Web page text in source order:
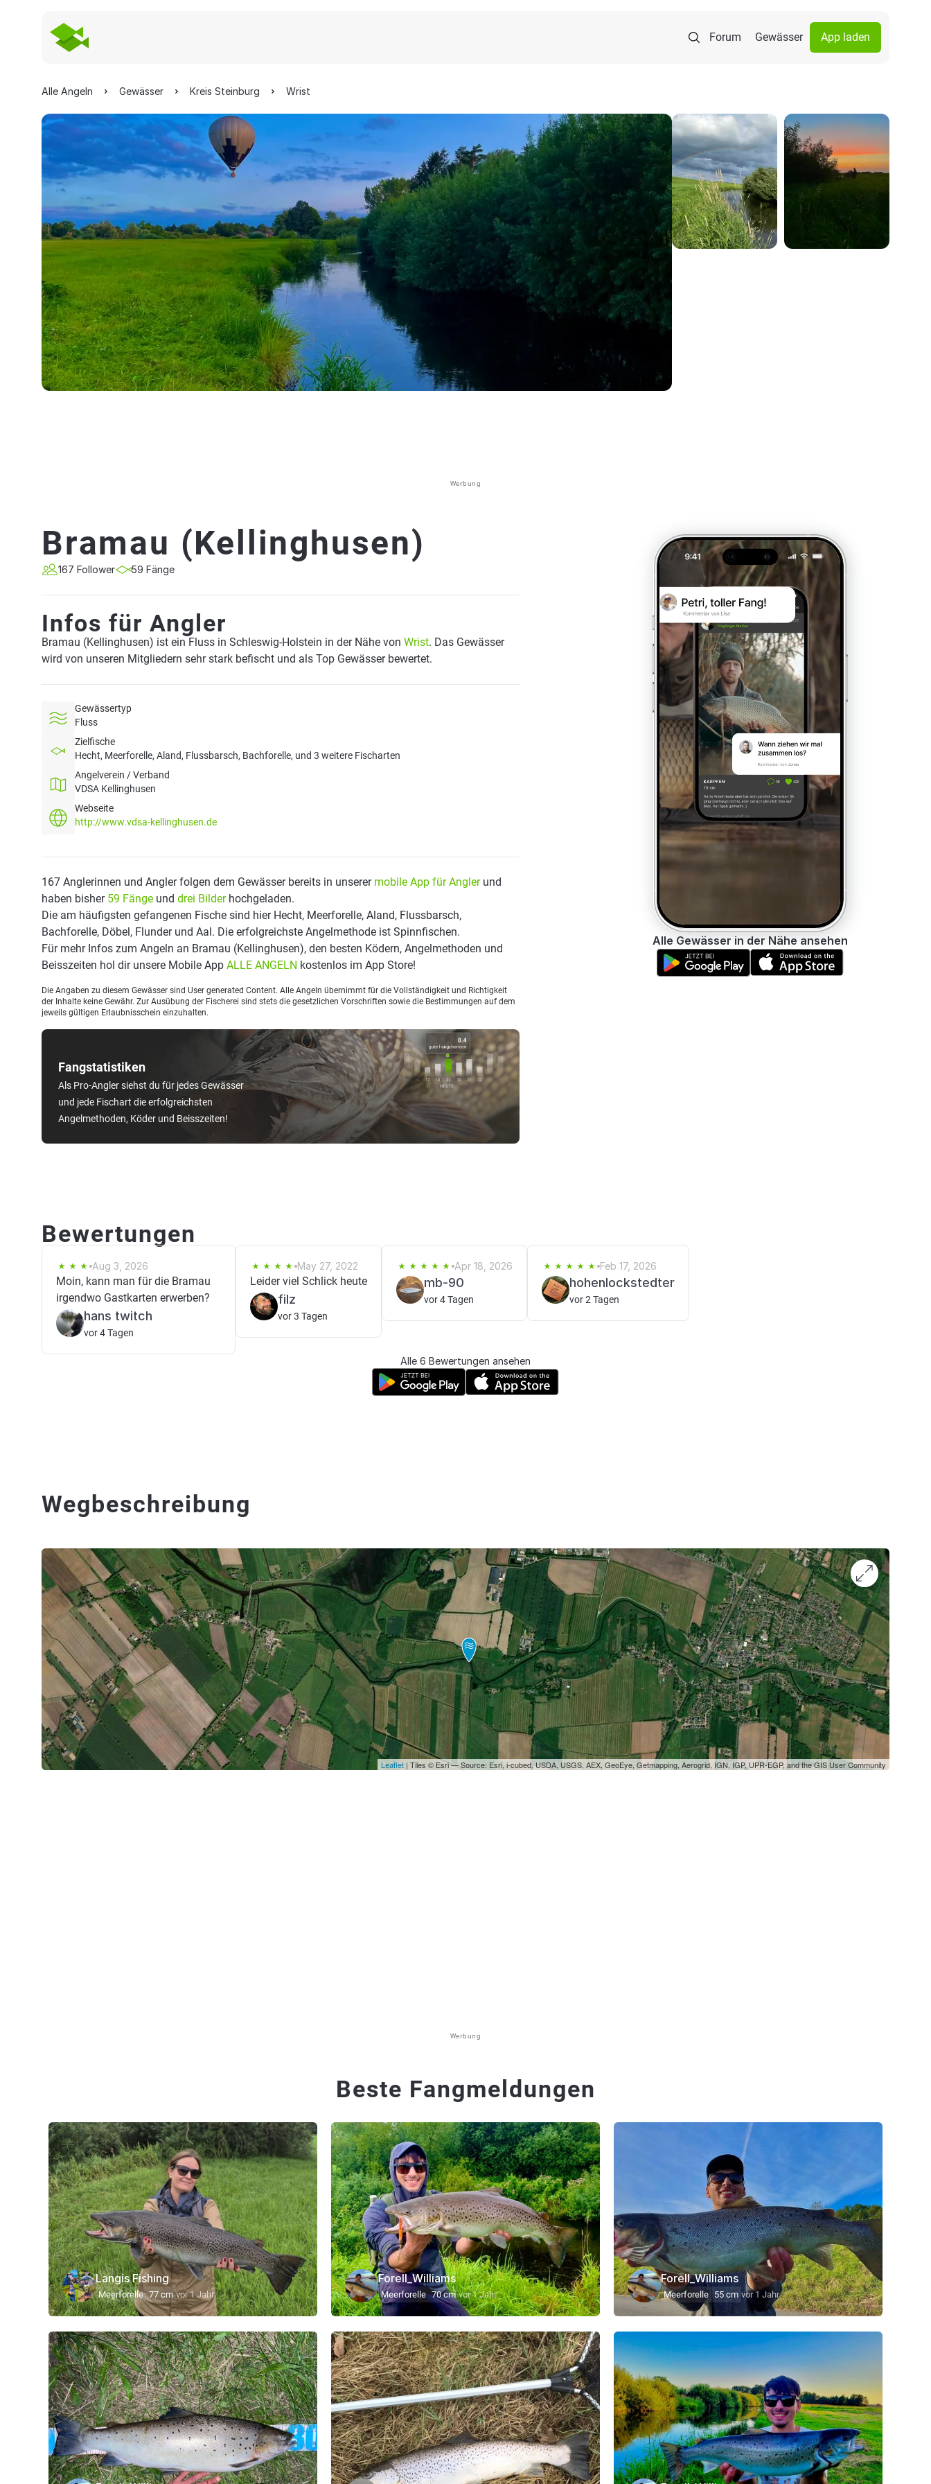
Forum Gewässer App laden
Alle Angeln Gewässer Kreis Steinburg Wrist
Werbung
Bramau (Kellinghusen)
167 Follower 59 Fänge
Infos für Angler
Bramau (Kellinghusen) ist ein Fluss in Schleswig-Holstein in der Nähe von Wrist. Das Gewässer
wird von unseren Mitgliedern sehr stark befischt und als Top Gewässer bewertet.
Gewässertyp
Fluss
Zielfische
Hecht, Meerforelle, Aland, Flussbarsch, Bachforelle, und 3 weitere Fischarten
Angelverein / Verband
VDSA Kellinghusen
Webseite
http://www.vdsa-kellinghusen.de
Fangstatistiken
Als Pro-Angler siehst du für jedes Gewässer
und jede Fischart die erfolgreichsten
Angelmethoden, Köder und Beisszeiten!
167 Anglerinnen und Angler folgen dem Gewässer bereits in unserer mobile App für Anglerund
haben bisher 59 Fänge und drei Bilderhochgeladen.
Die am häufigsten gefangenen Fische sind hier Hecht, Meerforelle, Aland, Flussbarsch,
Bachforelle, Döbel, Flunder und Aal. Die erfolgreichste Angelmethode ist Spinnfischen.
Für mehr Infos zum Angeln an Bramau (Kellinghusen), den besten Ködern, Angelmethoden und
Beisszeiten hol dir unsere Mobile App ALLE ANGELN kostenlos im App Store!
Die Angaben zu diesem Gewässer sind User generated Content. Alle Angeln übernimmt für die Vollständigkeit und Richtigkeit
der Inhalte keine Gewähr. Zur Ausübung der Fischerei sind stets die gesetzlichen Vorschriften sowie die Bestimmungen auf dem
jeweils gültigen Erlaubnisschein einzuhalten.
Alle Gewässer in der Nähe ansehen
Bewertungen
Aug 3, 2026
Moin, kann man für die Bramau
irgendwo Gastkarten erwerben?
hans twitch
vor 4 Tagen
May 27, 2022
Leider viel Schlick heute
filz
vor 3 Tagen
Apr 18, 2026
mb-90
vor 4 Tagen
Feb 17, 2026
hohenlockstedter
vor 2 Tagen
Alle 6 Bewertungen ansehen
Wegbeschreibung
Leaflet | Tiles © Esri — Source: Esri, i-cubed, USDA, USGS, AEX, GeoEye, Getmapping, Aerogrid, IGN, IGP, UPR-EGP, and the GIS User Community
Werbung
Beste Fangmeldungen
Langis Fishing
Meerforelle 77 cm vor 1 Jahr
Forell_Williams
Meerforelle 70 cm vor 1 Jahr
Forell_Williams
Meerforelle 55 cm vor 1 Jahr